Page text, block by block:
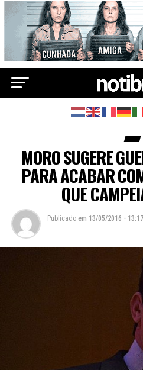
MORO SUGERE
PARA ACABAR
QUE
Publicado em 13/05/2016 - 13:17